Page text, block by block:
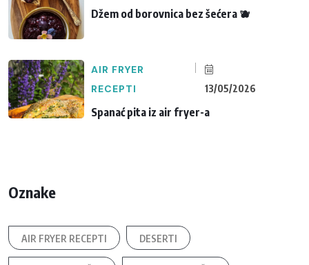
Džem od borovnica bez šećera 🫐
AIR FRYER
RECEPTI
13/05/2026
Spanać pita iz air fryer-a
Oznake
AIR FRYER RECEPTI DESERTI